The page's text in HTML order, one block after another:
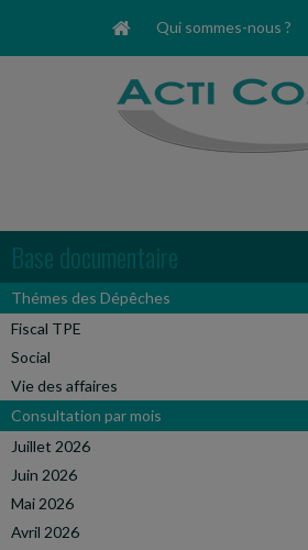
Qui sommes-nous ?
Base documentaire
Thémes des Dépêches
Fiscal TPE
Social
Vie des affaires
Consultation par mois
Juillet 2026
Juin 2026
Mai 2026
Avril 2026